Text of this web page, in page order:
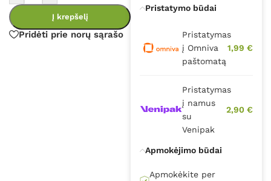
Į krepšelį
Pridėti prie norų sąrašo
Pristatymo būdai
Pristatymas
į Omniva
paštomatą
1,99 €
Pristatymas
į namus
su
Venipak
2,90 €
Apmokėjimo būdai
Apmokėkite per